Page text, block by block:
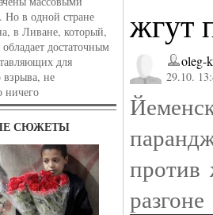
Но в одной стране
в Ливане, который,
достаточным
для
взрыва, не
ничего
СЮЖЕТЫ
жгут
oleg-
29.10.
против